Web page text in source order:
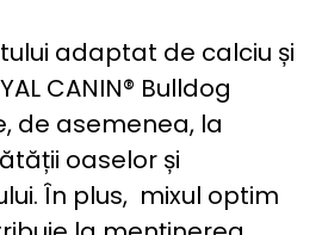
adaptat de calciu și
CANIN® Bulldog
de asemenea, la
oaselor și
În plus, mixul optim